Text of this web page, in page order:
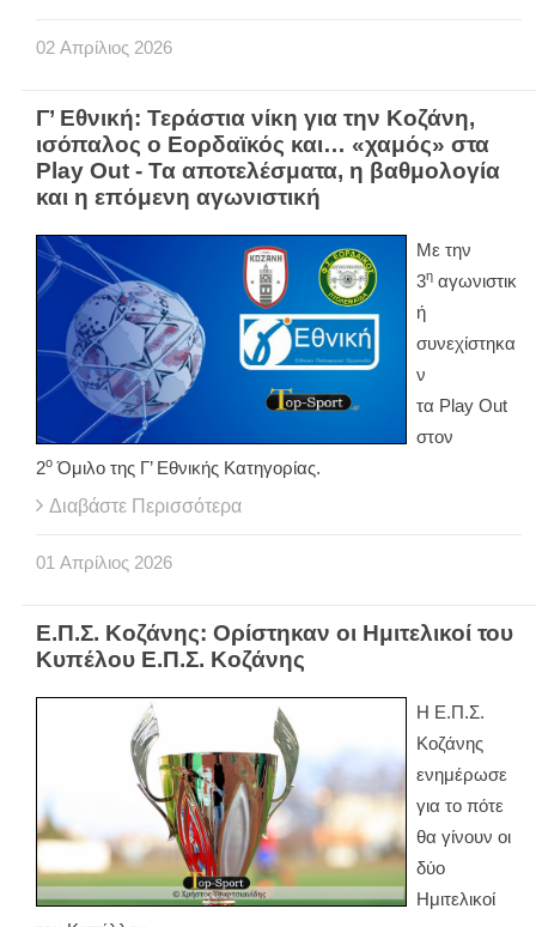
02 Απρίλιος 2026
Γ’ Εθνική: Τεράστια νίκη για την Κοζάνη,
ισόπαλος ο Εορδαϊκός και… «χαμός» στα
Play Out - Τα αποτελέσματα, η βαθμολογία
και η επόμενη αγωνιστική
Με την
3η αγωνιστικ
ή
συνεχίστηκα
ν
τα Play Out
στον
2ο Όμιλο της Γ’ Εθνικής Κατηγορίας.
Διαβάστε Περισσότερα
01 Απρίλιος 2026
Ε.Π.Σ. Κοζάνης: Ορίστηκαν οι Ημιτελικοί του
Κυπέλου Ε.Π.Σ. Κοζάνης
Η Ε.Π.Σ.
Κοζάνης
ενημέρωσε
για το πότε
θα γίνουν οι
δύο
Ημιτελικοί